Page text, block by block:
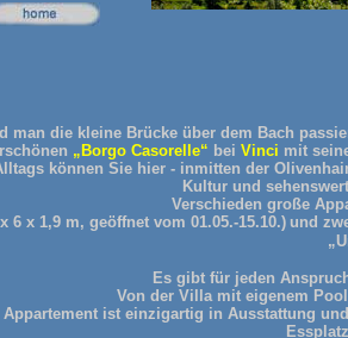
man die kleine Brücke über dem Bach
„Borgo Casorelle“ bei Vinci mit
können Sie hier - inmitten der
Kultur und
Verschieden große
6 x 1,9 m, geöffnet vom 01.05.-15.10.) und
Es gibt für jeden
Von der Villa mit eigenem
Appartement ist einzigartig in Ausstattung